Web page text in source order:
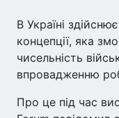
В Україні
концепції, яка
чисельність
впровадженню
Про це під час